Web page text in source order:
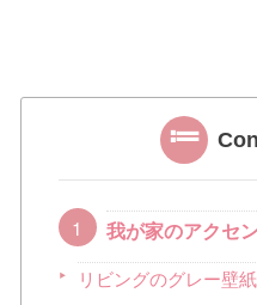
我が家のアクセ
リビングのグレー壁